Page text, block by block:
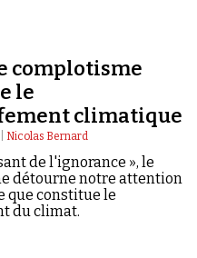
complotisme
le
climatique
Nicolas Bernard
de l'ignorance », le
détourne notre attention
que constitue le
du climat.